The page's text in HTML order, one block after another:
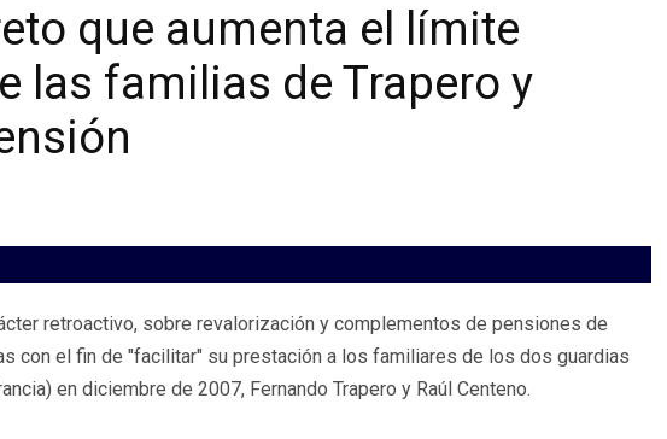
que aumenta el límite
las familias de Trapero y
retroactivo, sobre revalorización y complementos de pensiones de
con el fin de "facilitar" su prestación a los familiares de los dos guardias
en diciembre de 2007, Fernando Trapero y Raúl Centeno.